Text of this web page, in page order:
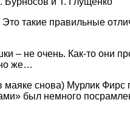
такие правильные
– не очень. Как-то они
же…
снова) Мурлик
был немного